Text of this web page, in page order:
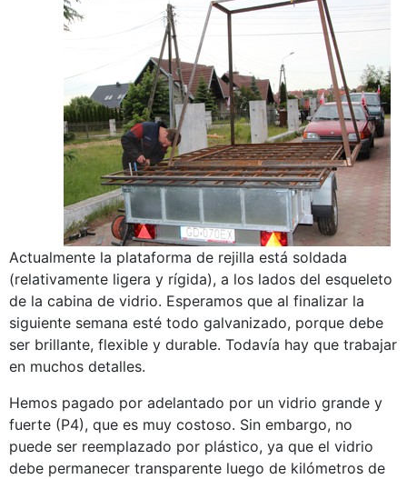
Actualmente la plataforma de rejilla está soldada
(relativamente ligera y rígida), a los lados del esqueleto
de la cabina de vidrio. Esperamos que al finalizar la
siguiente semana esté todo galvanizado, porque debe
ser brillante, flexible y durable. Todavía hay que trabajar
en muchos detalles.
Hemos pagado por adelantado por un vidrio grande y
fuerte (P4), que es muy costoso. Sin embargo, no
puede ser reemplazado por plástico, ya que el vidrio
debe permanecer transparente luego de kilómetros de